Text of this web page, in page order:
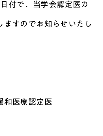
付で、当学会認定医の
ますのでお知らせいたし
和医療認定医